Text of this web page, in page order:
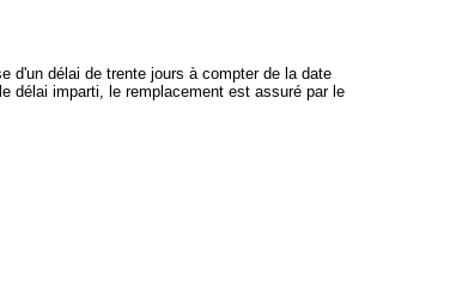
d'un délai de trente jours à compter de la date
délai imparti, le remplacement est assuré par le